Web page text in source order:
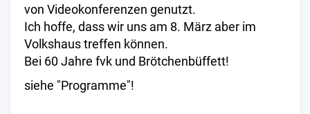
von Videokonferenzen genutzt.
Ich hoffe, dass wir uns am 8. März aber im
Volkshaus treffen können.
Bei 60 Jahre fvk und Brötchenbüffett!
siehe "Programme"!